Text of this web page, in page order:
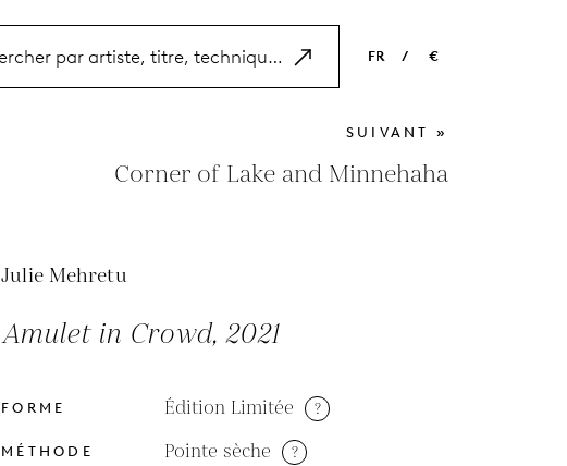
FR
NL
ES
/ €
EUR
GBP
SUIVANT »
Corner of Lake and Minnehaha
Julie Mehretu
Amulet in Crowd, 2021
FORME Édition Limitée ?
MÉTHODE Pointe sèche ?